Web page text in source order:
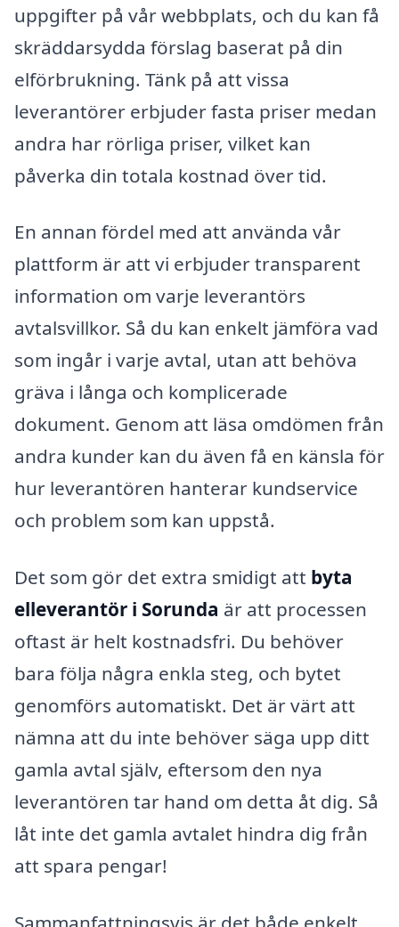
uppgifter på vår webbplats, och du kan få
skräddarsydda förslag baserat på din
elförbrukning. Tänk på att vissa
leverantörer erbjuder fasta priser medan
andra har rörliga priser, vilket kan
påverka din totala kostnad över tid.
En annan fördel med att använda vår
plattform är att vi erbjuder transparent
information om varje leverantörs
avtalsvillkor. Så du kan enkelt jämföra vad
som ingår i varje avtal, utan att behöva
gräva i långa och komplicerade
dokument. Genom att läsa omdömen från
andra kunder kan du även få en känsla för
hur leverantören hanterar kundservice
och problem som kan uppstå.
Det som gör det extra smidigt att byta
elleverantör i Sorunda är att processen
oftast är helt kostnadsfri. Du behöver
bara följa några enkla steg, och bytet
genomförs automatiskt. Det är värt att
nämna att du inte behöver säga upp ditt
gamla avtal själv, eftersom den nya
leverantören tar hand om detta åt dig. Så
låt inte det gamla avtalet hindra dig från
att spara pengar!